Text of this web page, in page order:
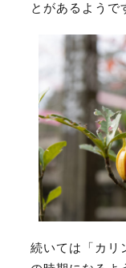
とがあるようで
続いては「カリ